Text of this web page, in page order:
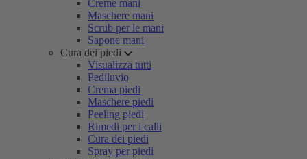
Creme mani
Maschere mani
Scrub per le mani
Sapone mani
Cura dei piedi
Visualizza tutti
Pediluvio
Crema piedi
Maschere piedi
Peeling piedi
Rimedi per i calli
Cura dei piedi
Spray per piedi